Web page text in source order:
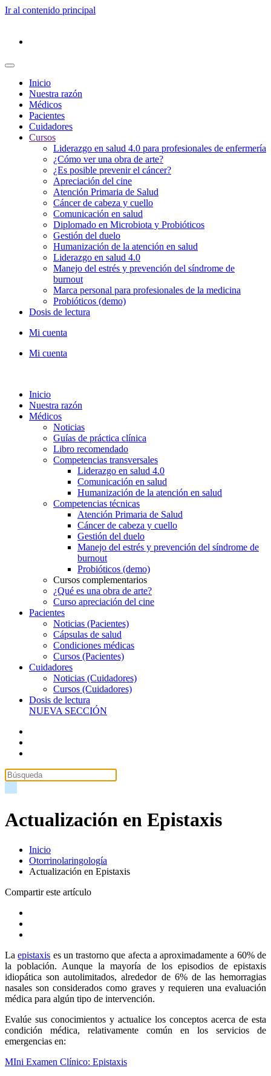
Ir al contenido principal
Inicio
Nuestra razón
Médicos
Pacientes
Cuidadores
Cursos
Liderazgo en salud 4.0 para profesionales de enfermería
¿Cómo ver una obra de arte?
¿Es posible prevenir el cáncer?
Apreciación del cine
Atención Primaria de Salud
Cáncer de cabeza y cuello
Comunicación en salud
Diplomado en Microbiota y Probióticos
Gestión del duelo
Humanización de la atención en salud
Liderazgo en salud 4.0
Manejo del estrés y prevención del síndrome de
burnout
Marca personal para profesionales de la medicina
Probióticos (demo)
Dosis de lectura
Mi cuenta
Mi cuenta
Inicio
Nuestra razón
Médicos
Noticias
Guías de práctica clínica
Libro recomendado
Competencias transversales
Liderazgo en salud 4.0
Comunicación en salud
Humanización de la atención en salud
Competencias técnicas
Atención Primaria de Salud
Cáncer de cabeza y cuello
Gestión del duelo
Manejo del estrés y prevención del síndrome de
burnout
Probióticos (demo)
Cursos complementarios
¿Qué es una obra de arte?
Curso apreciación del cine
Pacientes
Noticias (Pacientes)
Cápsulas de salud
Condiciones médicas
Cursos (Pacientes)
Cuidadores
Noticias (Cuidadores)
Cursos (Cuidadores)
Dosis de lectura
NUEVA SECCIÓN
Actualización en Epistaxis
Inicio
Otorrinolaringología
Actualización en Epistaxis
Compartir este artículo
Laepistaxis es un trastorno que afecta a aproximadamente a 60% de
la población. Aunque la mayoría de los episodios de epistaxis
idiopática son autolimitados, alrededor de 6% de las hemorragias
nasales son considerados como graves y requieren una evaluación
médica para algún tipo de intervención.
Evalúe sus conocimientos y actualice los conceptos acerca de esta
condición médica, relativamente común en los servicios de
emergencias en:
MIni Examen Clínico: Epistaxis